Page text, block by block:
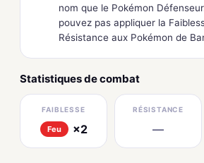
nom que le Pokémon
pouvez pas appliquer la
Résistance aux Pokémon de
Statistiques de combat
FAIBLESSE
Feu ×2
RÉSISTANCE
—